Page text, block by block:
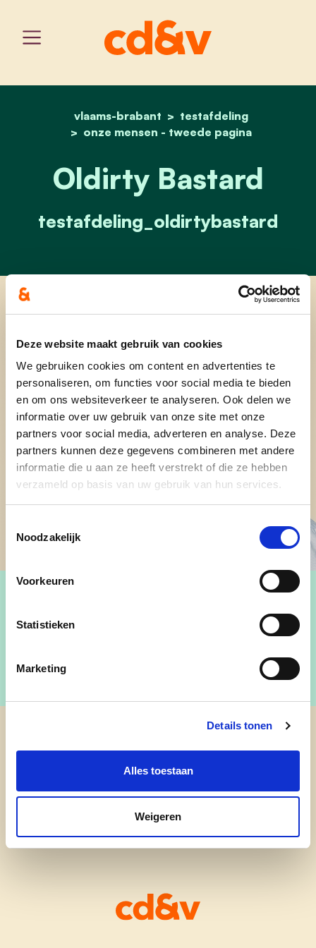
Deze website maakt gebruik van cookies
We gebruiken cookies om content en advertenties te
personaliseren, om functies voor social media te bieden
en om ons websiteverkeer te analyseren. Ook delen we
informatie over uw gebruik van onze site met onze
partners voor social media, adverteren en analyse. Deze
partners kunnen deze gegevens combineren met andere
informatie die u aan ze heeft verstrekt of die ze hebben
verzameld op basis van uw gebruik van hun services.
Noodzakelijk
Voorkeuren
Statistieken
Marketing
Details tonen
Alles toestaan
Weigeren
home
vlaams-brabant
testafdeling
onze mensen - tweede pagina
oldirty bastard
Oldirty Bastard
testafdeling_oldirtybastard
cd&v testafdeling